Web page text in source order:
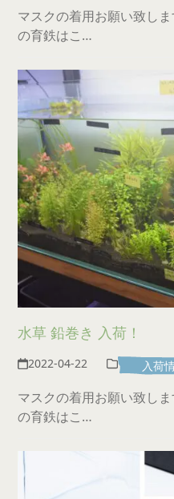
マスクの着用お願い致し
の育鉄はこ…
水草 鉛巻き 入荷！
2022-04-22 入荷
マスクの着用お願い致し
の育鉄はこ…